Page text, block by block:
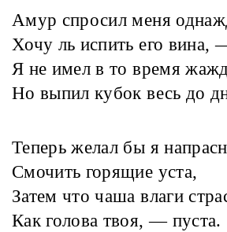
Амур спросил меня
Хочу ль испить его вина,
Я не имел в то время
Но выпил кубок весь до
Теперь желал бы я
Смочить горящие уста,
Затем что чаша влаги
Как голова твоя, — пуста.